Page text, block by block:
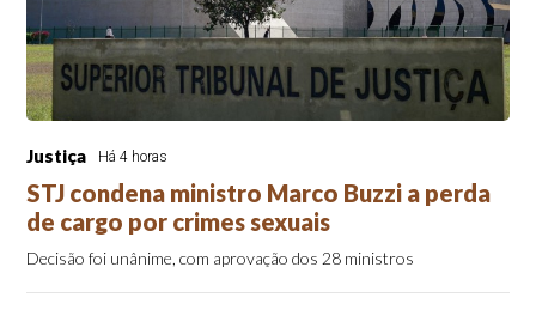
Justiça Há 4 horas
STJ condena ministro Marco Buzzi a perda
de cargo por crimes sexuais
Decisão foi unânime, com aprovação dos 28 ministros